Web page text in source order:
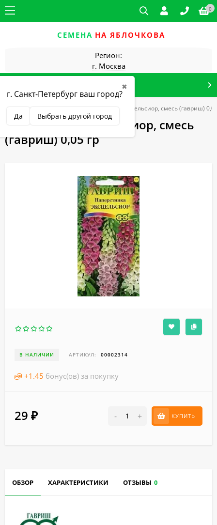
0
СЕМЕНА НА ЯБЛОЧКОВА
Регион:
г. Москва
✖
г. Санкт-Петербург ваш город?
Да Выбрать другой город
Цветы двулетние Наперстянка Эксельсиор, смесь (гавриш)
Наперстянка Эксельсиор, смесь
(гавриш) 0,05 гр
В НАЛИЧИИ АРТИКУЛ: 00002314
+1.45 бонус(ов) за покупку
29 ₽ - + КУПИТЬ
ОБЗОР ХАРАКТЕРИСТИКИ ОТЗЫВЫ 0